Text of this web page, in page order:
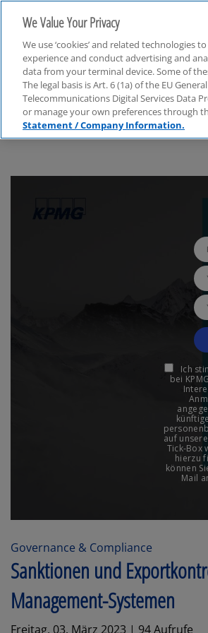
Governance &
Governance & Compliance
Sanktionen und
Management-Systemen
Freitag, 03. März 2023 | 94 Aufrufe
We Value Your Privacy
We use ‘cookies’ and related
experience and conduct advertising and
data from your terminal device. Some of
The legal basis is Art. 6 (1a) of the EU
Telecommunications Digital Services Data
or manage your own preferences through
Statement / Company Information.